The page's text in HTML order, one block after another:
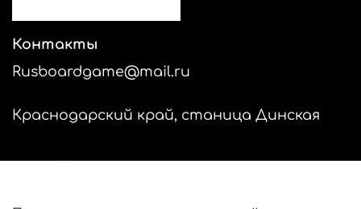
Контакты
Rusboardgame@mail.ru
Краснодарский край, станица Динская